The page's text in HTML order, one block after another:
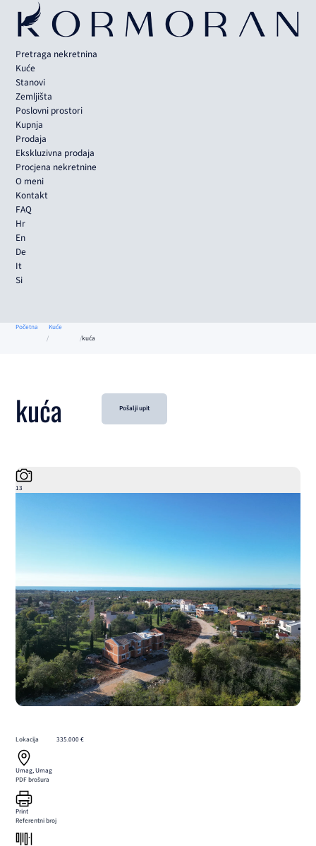
Pretraga nekretnina
Kuće
Stanovi
Zemljišta
Poslovni prostori
Kupnja
Prodaja
Ekskluzivna prodaja
Procjena nekretnine
O meni
Kontakt
FAQ
Hr
En
De
It
Si
Početna
Kuće
kuća
kuća Pošalji upit
13
Lokacija
Umag, Umag
PDF brošura
Print
Referentni broj
335.000 €